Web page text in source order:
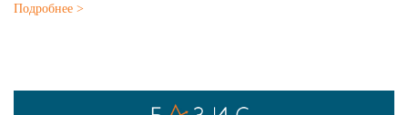
Подробнее >